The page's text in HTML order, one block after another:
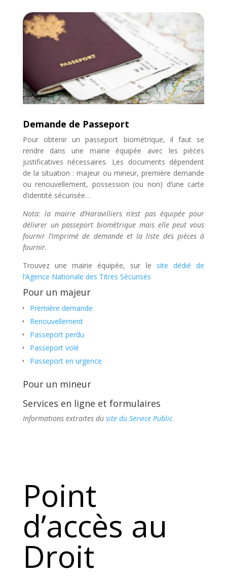
Demande de Passeport
Pour obtenir un passeport biométrique, il faut se
rendre dans une mairie équipée avec les pièces
justificatives nécessaires. Les documents dépendent
de la situation : majeur ou mineur, première demande
ou renouvellement, possession (ou non) d’une carte
d’identité sécurisée…
Nota: la mairie d’Haravilliers n’est pas équipée pour
délivrer un passeport biométrique mais elle peut vous
fournir l’imprimé de demande et la liste des pièces à
fournir.
Trouvez une mairie équipée, sur le
site dédié de
l’Agence Nationale des Titres Sécurisés
Pour un majeur
Première demande
Renouvellement
Passeport perdu
Passeport volé
Passeport en urgence
Pour un mineur
Services en ligne et formulaires
Informations extraites du site du Service Public
Point
d’accès au
Droit